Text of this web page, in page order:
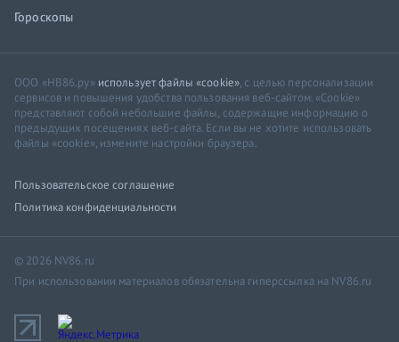
Гороскопы
ООО «НВ86.ру» использует файлы «cookie», с целью персонализации
сервисов и повышения удобства пользования веб-сайтом. «Cookie»
представляют собой небольшие файлы, содержащие информацию о
предыдущих посещениях веб-сайта. Если вы не хотите использовать
файлы «cookie», измените настройки браузера.
Пользовательское соглашение
Политика конфиденциальности
© 2026 NV86.ru
При использовании материалов обязательна гиперссылка на NV86.ru